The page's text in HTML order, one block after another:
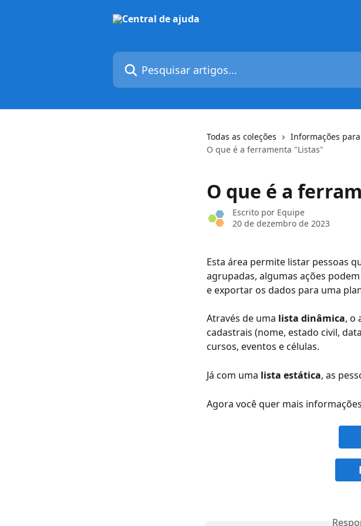
Pesquisar artigos...
Todas as coleções Informações
O que é a ferramenta "Listas"
O que é a
Escrito por Equipe
20 de dezembro de 2023
Esta área permite listar pessoas
agrupadas, algumas ações
e exportar os dados para uma
Através de uma lista dinâmica, o
cadastrais (nome, estado civil,
cursos, eventos e células.
Já com uma lista estática, as
Agora você quer mais